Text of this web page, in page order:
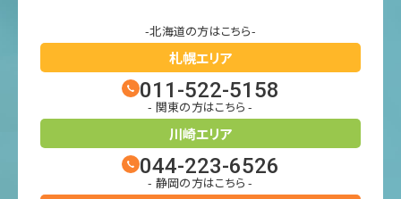
-北海道の方はこちら-
札幌エリア
011-522-5158
- 関東の方はこちら -
川崎エリア
044-223-6526
- 静岡の方はこちら -